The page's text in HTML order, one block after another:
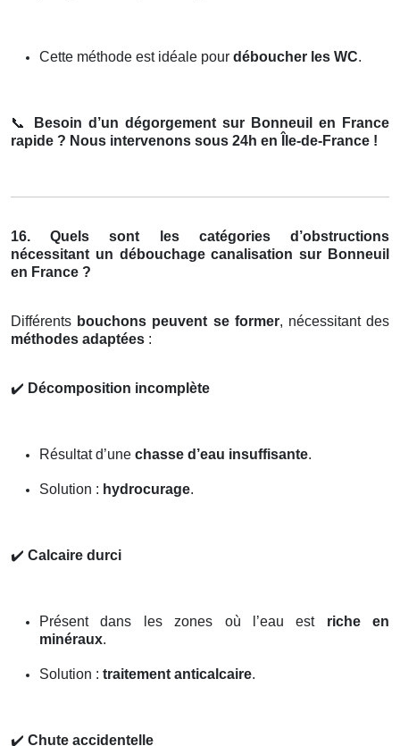
Cette méthode est idéale pour déboucher les WC.
📞
Besoin d’un dégorgement sur Bonneuil en France
rapide ? Nous intervenons sous 24h en Île-de-France !
16. Quels sont les catégories d’obstructions
nécessitant un débouchage canalisation sur Bonneuil
en France ?
Différents bouchons peuvent se former, nécessitant des
méthodes adaptées :
✔️ Décomposition incomplète
Résultat d’une chasse d’eau insuffisante.
Solution : hydrocurage.
✔️ Calcaire durci
Présent dans les zones où l’eau est riche en
minéraux.
Solution : traitement anticalcaire.
✔️ Chute accidentelle